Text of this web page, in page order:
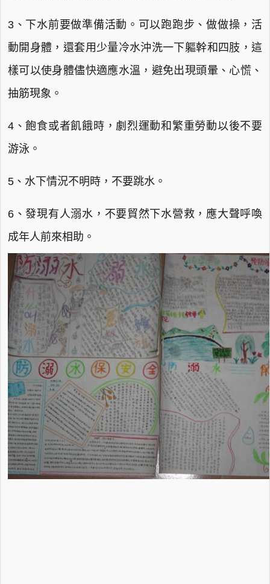
3、下水前要做準備活動。可以跑跑步、做做操，活
動開身體，還套用少量冷水沖洗一下軀幹和四肢，這
樣可以使身體儘快適應水溫，避免出現頭暈、心慌、
抽筋現象。
4、飽食或者飢餓時，劇烈運動和繁重勞動以後不要
游泳。
5、水下情況不明時，不要跳水。
6、發現有人溺水，不要貿然下水營救，應大聲呼喚
成年人前來相助。